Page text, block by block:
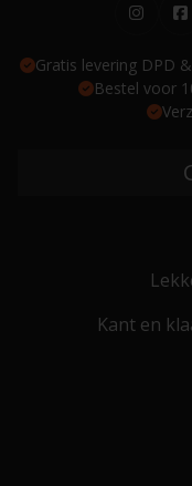
Gratis levering DPD
Bestel voor
Kant en